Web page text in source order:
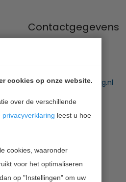
cookies op onze website.
over de verschillende
privacyverklaring leest u hoe
cookies, waaronder
voor het optimaliseren
op "Instellingen" om uw
Contactgegevens
InnoFunding B.V.
2011 NB Haarlem
Mail: info@innofunding.nl